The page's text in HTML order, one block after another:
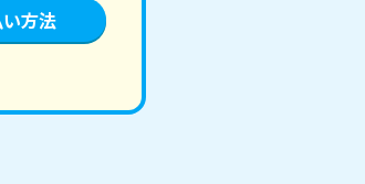
方法